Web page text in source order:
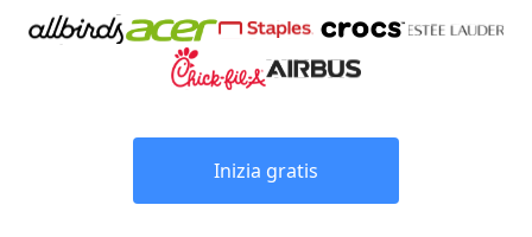
Inizia gratis